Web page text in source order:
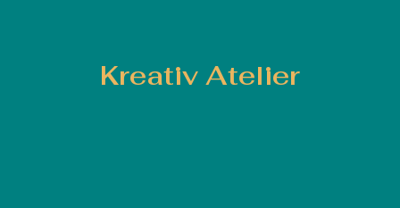
Kreativ Atelier